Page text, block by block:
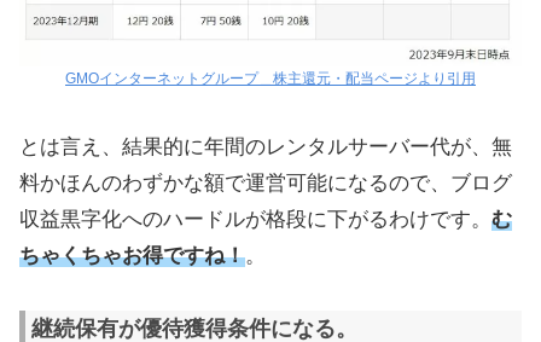
GMOインターネットグループ＿株主還元・配当ページより引用
とは言え、結果的に年間のレンタルサーバー代が、無
料かほんのわずかな額で運営可能になるので、ブログ
収益黒字化へのハードルが格段に下がるわけです。 む
ちゃくちゃお得ですね！。
継続保有が優待獲得条件になる。